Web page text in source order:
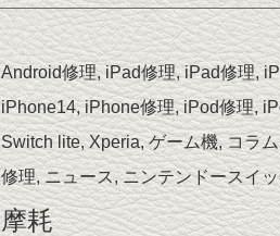
Android修理,iPad修理,iPad修理,
iPhone14,iPhone修理,iPod修理,
Switch lite,Xperia,ゲーム機,コラム
修理,ニュース,ニンテンドースイ
摩耗